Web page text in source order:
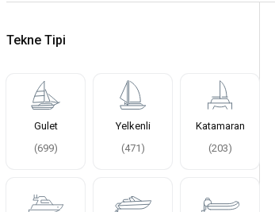
Tekne Tipi
Gulet
(699)
Yelkenli
(471 )
Katamaran
(203)